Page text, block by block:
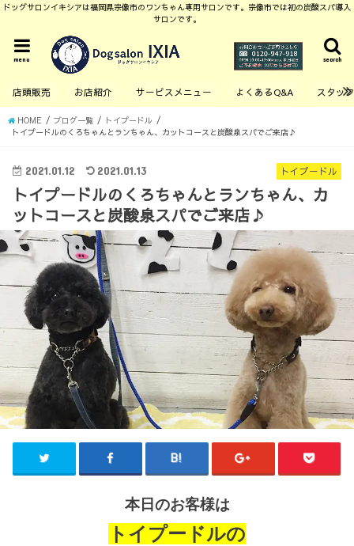
ドッグサロンイキシアは福岡県宗像市のワンちゃん専用サロンです。宗像市では初の炭酸スパ導入
サロンです。
search
menu
店頭販売 お店紹介 サービスメニュー よくあるQ&A スタッ
HOME ブログ一覧
トイプードル
トイプードルのくろちゃんとランちゃん、カットコースと炭酸泉スパでご来店♪
トイプードル
2021.01.12 2021.01.13
トイプードルのくろちゃんとランちゃん、カ
ットコースと炭酸泉スパでご来店♪
本日のお客様は
トイプードルの